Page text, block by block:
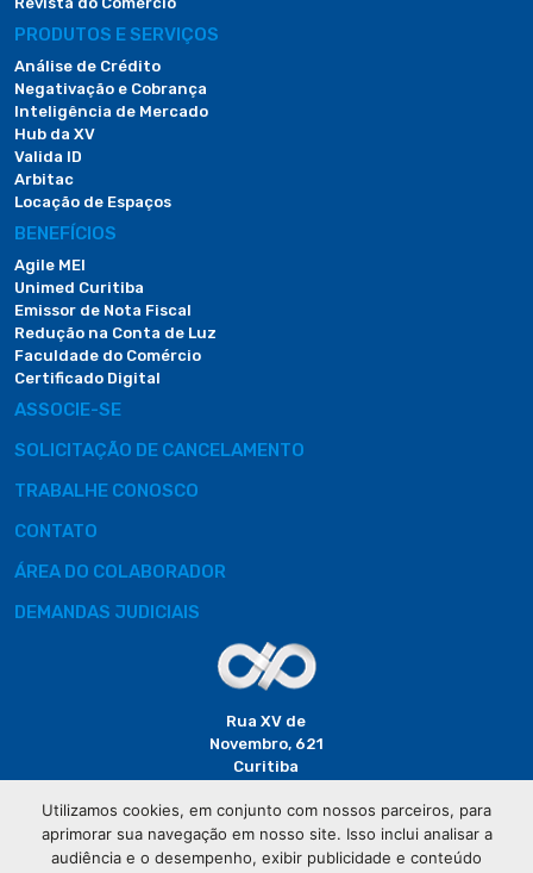
PRODUTOS E SERVIÇOS
Análise de Crédito
Negativação e Cobrança
Inteligência de Mercado
Hub da XV
Valida ID
Arbitac
Locação de Espaços
BENEFÍCIOS
Agile MEI
Unimed Curitiba
Emissor de Nota Fiscal
Redução na Conta de Luz
Faculdade do Comércio
Certificado Digital
ASSOCIE-SE
SOLICITAÇÃO DE CANCELAMENTO
TRABALHE CONOSCO
CONTATO
ÁREA DO COLABORADOR
DEMANDAS JUDICIAIS
Rua XV de
Novembro, 621
Curitiba
(41) 3320-
Utilizamos cookies, em conjunto com nossos parceiros, para
aprimorar sua navegação em nosso site. Isso inclui analisar a
audiência e o desempenho, exibir publicidade e conteúdo